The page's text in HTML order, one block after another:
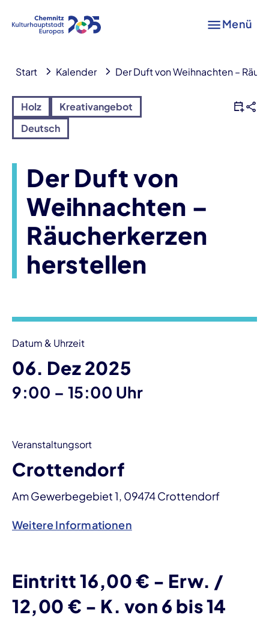
Menü
Start Kalender Der Duft von Weihnachten –
Holz
Kreativangebot
Deutsch
Der Duft von
Weihnachten –
Räucherkerzen
herstellen
Datum & Uhrzeit
06. Dez 2025
9:00 – bis
15:00 Uhr
Veranstaltungsort
Crottendorf
Am Gewerbegebiet 1, 09474 Crottendorf
Weitere Informationen
Eintritt 16,00 € - Erw. /
12,00 € - K. von 6 bis 14